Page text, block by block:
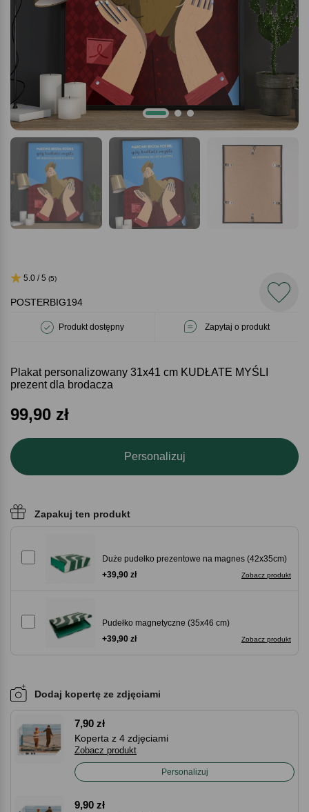
POSTERBIG194
Produkt dostępny Zapytaj o produkt
5.0 / 5 (5)
Plakat personalizowany 31x41 cm KUDŁATE MYŚLI
prezent dla brodacza
99,90 zł
Personalizuj
Zapakuj ten produkt
Duże pudełko prezentowe na magnes (42x35cm)
Zobacz produkt
+39,90 zł
Pudełko magnetyczne (35x46 cm)
Zobacz produkt
+39,90 zł
Dodaj kopertę ze zdjęciami
7,90 zł
Koperta z 4 zdjęciami
Zobacz produkt
Personalizuj
9,90 zł